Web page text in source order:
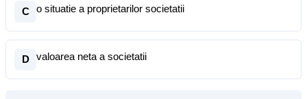
C o situatie a proprietarilor societatii
D valoarea neta a societatii